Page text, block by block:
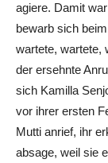
agiere. Damit
bewarb sich
wartete, wartete,
der ersehnte
sich Kamilla
vor ihrer ersten
Mutti anrief, ihr
absage, weil sie